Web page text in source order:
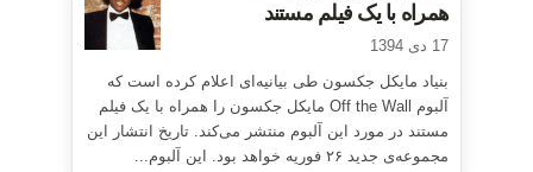
همراه با یک فیلم مستند
17 دی 1394
بنیاد مایکل جکسون طی بیانیه‌ای اعلام کرده است که
آلبوم Off the Wall مایکل جکسون را همراه با یک فیلم
مستند در مورد این آلبوم منتشر می‌کند. تاریخ انتشار این
مجموعه‌ی جدید ۲۶ فوریه خواهد بود. این آلبوم...